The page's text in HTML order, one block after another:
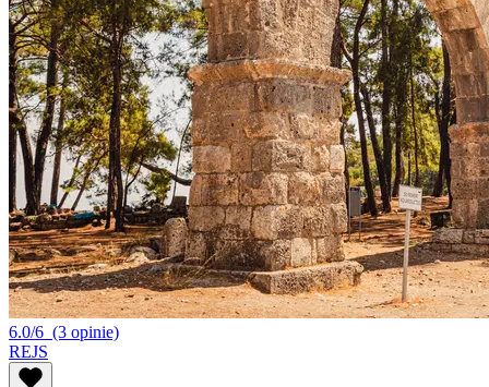
6.0/6 (3 opinie)
REJS